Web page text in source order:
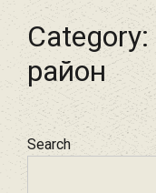
Category:
район‎
Search